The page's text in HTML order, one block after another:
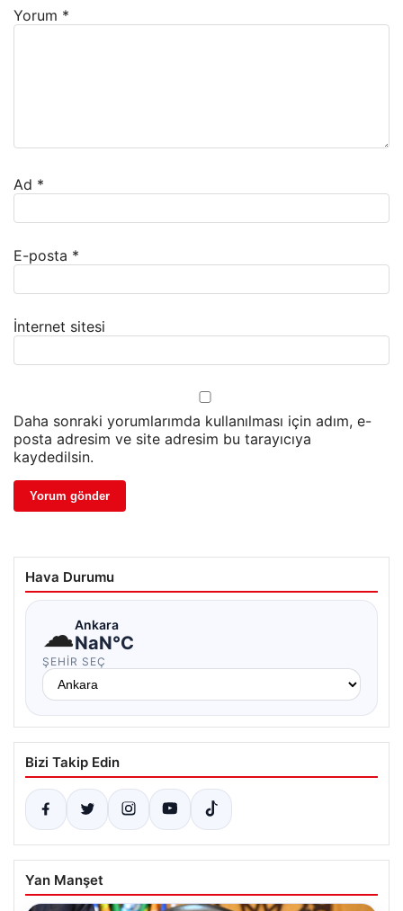
Yorum *
Ad *
E-posta *
İnternet sitesi
Daha sonraki yorumlarımda kullanılması için adım, e-
posta adresim ve site adresim bu tarayıcıya
kaydedilsin.
Hava Durumu
☁Ankara
NaN°C
ŞEHIR SEÇ
Bizi Takip Edin
Yan Manşet